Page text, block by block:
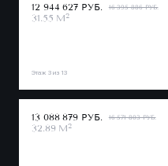
12 944 627 РУБ. 16 395 886 РУБ.
31.55 М2
Этаж 3 из 13
13 088 879 РУБ. 16 571 803 РУБ.
32.89 М2